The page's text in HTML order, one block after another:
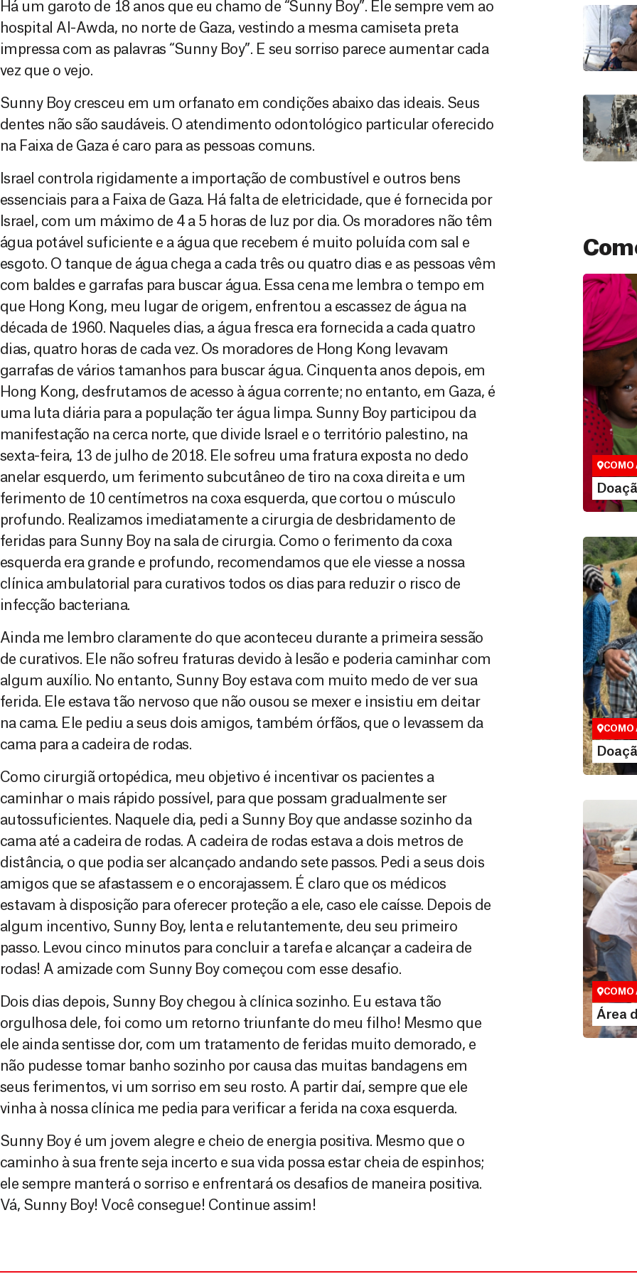
Há um garoto de 18 anos que eu chamo de “Sunny Boy”. Ele sempre vem ao
hospital Al-Awda, no norte de Gaza, vestindo a mesma camiseta preta
impressa com as palavras “Sunny Boy”. E seu sorriso parece aumentar cada
vez que o vejo.
Sunny Boy cresceu em um orfanato em condições abaixo das ideais. Seus
dentes não são saudáveis. O atendimento odontológico particular oferecido
na Faixa de Gaza é caro para as pessoas comuns.
Israel controla rigidamente a importação de combustível e outros bens
essenciais para a Faixa de Gaza. Há falta de eletricidade, que é fornecida por
Israel, com um máximo de 4 a 5 horas de luz por dia. Os moradores não têm
água potável suficiente e a água que recebem é muito poluída com sal e
esgoto. O tanque de água chega a cada três ou quatro dias e as pessoas vêm
com baldes e garrafas para buscar água. Essa cena me lembra o tempo em
que Hong Kong, meu lugar de origem, enfrentou a escassez de água na
década de 1960. Naqueles dias, a água fresca era fornecida a cada quatro
dias, quatro horas de cada vez. Os moradores de Hong Kong levavam
garrafas de vários tamanhos para buscar água. Cinquenta anos depois, em
Hong Kong, desfrutamos de acesso à água corrente; no entanto, em Gaza, é
uma luta diária para a população ter água limpa. Sunny Boy participou da
manifestação na cerca norte, que divide Israel e o território palestino, na
sexta-feira, 13 de julho de 2018. Ele sofreu uma fratura exposta no dedo
anelar esquerdo, um ferimento subcutâneo de tiro na coxa direita e um
ferimento de 10 centímetros na coxa esquerda, que cortou o músculo
profundo. Realizamos imediatamente a cirurgia de desbridamento de
feridas para Sunny Boy na sala de cirurgia. Como o ferimento da coxa
esquerda era grande e profundo, recomendamos que ele viesse a nossa
clínica ambulatorial para curativos todos os dias para reduzir o risco de
infecção bacteriana.
Ainda me lembro claramente do que aconteceu durante a primeira sessão
de curativos. Ele não sofreu fraturas devido à lesão e poderia caminhar com
algum auxílio. No entanto, Sunny Boy estava com muito medo de ver sua
ferida. Ele estava tão nervoso que não ousou se mexer e insistiu em deitar
na cama. Ele pediu a seus dois amigos, também órfãos, que o levassem da
cama para a cadeira de rodas.
Como cirurgiã ortopédica, meu objetivo é incentivar os pacientes a
caminhar o mais rápido possível, para que possam gradualmente ser
autossuficientes. Naquele dia, pedi a Sunny Boy que andasse sozinho da
cama até a cadeira de rodas. A cadeira de rodas estava a dois metros de
distância, o que podia ser alcançado andando sete passos. Pedi a seus dois
amigos que se afastassem e o encorajassem. É claro que os médicos
estavam à disposição para oferecer proteção a ele, caso ele caísse. Depois de
algum incentivo, Sunny Boy, lenta e relutantemente, deu seu primeiro
passo. Levou cinco minutos para concluir a tarefa e alcançar a cadeira de
rodas! A amizade com Sunny Boy começou com esse desafio.
Dois dias depois, Sunny Boy chegou à clínica sozinho. Eu estava tão
orgulhosa dele, foi como um retorno triunfante do meu filho! Mesmo que
ele ainda sentisse dor, com um tratamento de feridas muito demorado, e
não pudesse tomar banho sozinho por causa das muitas bandagens em
seus ferimentos, vi um sorriso em seu rosto. A partir daí, sempre que ele
vinha à nossa clínica me pedia para verificar a ferida na coxa esquerda.
Sunny Boy é um jovem alegre e cheio de energia positiva. Mesmo que o
caminho à sua frente seja incerto e sua vida possa estar cheia de espinhos;
ele sempre manterá o sorriso e enfrentará os desafios de maneira positiva.
Vá, Sunny Boy! Você consegue! Continue assim!
Doação
São as
que nos
vidas em
COMO
Você
maneiras,
valor que
COMO
Área
Espaço
COMO
Área